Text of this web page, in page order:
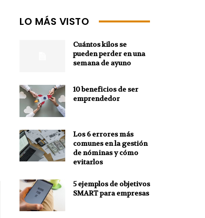
LO MÁS VISTO
Cuántos kilos se
pueden perder en una
semana de ayuno
10 beneficios de ser
emprendedor
Los 6 errores más
comunes en la gestión
de nóminas y cómo
evitarlos
5 ejemplos de objetivos
SMART para empresas